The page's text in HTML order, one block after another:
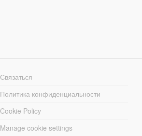
Связаться
Политика конфиденциальности
Cookie Policy
Manage cookie settings